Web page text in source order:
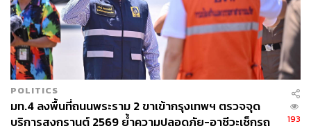
POLITICS
มท.4 ลงพื้นที่ถนนพระราม 2 ขาเข้ากรุงเทพฯ ตรวจจุด
บริการสงกรานต์ 2569 ย้ำความปลอดภัย-อาชีวะเช็กรถ
193